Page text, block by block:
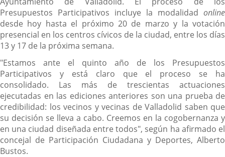
Presupuestos Participativos incluye la modalidad online
desde hoy hasta el próximo 20 de marzo y la votación
presencial en los centros cívicos de la ciudad, entre los días
13 y 17 de la próxima semana.
"Estamos ante el quinto año de los Presupuestos
Participativos y está claro que el proceso se ha
consolidado. Las más de trescientas actuaciones
ejecutadas en las ediciones anteriores son una prueba de
credibilidad: los vecinos y vecinas de Valladolid saben que
su decisión se lleva a cabo. Creemos en la cogobernanza y
en una ciudad diseñada entre todos", según ha afirmado el
concejal de Participación Ciudadana y Deportes, Alberto
Bustos.